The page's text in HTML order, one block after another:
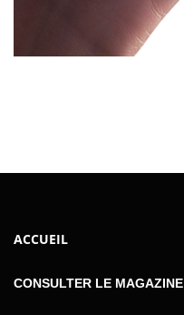
ACCUEIL
CONSULTER LE MAGAZINE